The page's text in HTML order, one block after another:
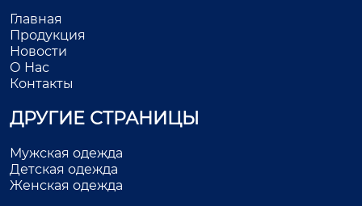
Главная
Продукция
Новости
О Нас
Контакты
ДРУГИЕ СТРАНИЦЫ
Мужская одежда
Детская одежда
Женская одежда